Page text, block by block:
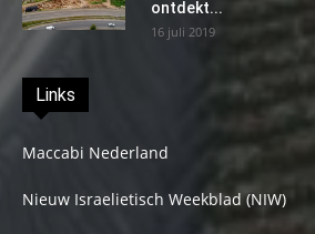
ontdekt...
16 juli 2019
Links
Maccabi Nederland
Nieuw Israelietisch Weekblad (NIW)